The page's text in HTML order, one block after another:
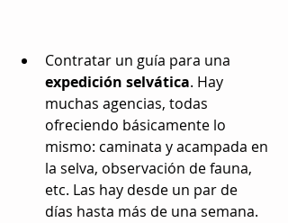
Contratar un guía para una
expedición selvática. Hay
muchas agencias, todas
ofreciendo básicamente lo
mismo: caminata y acampada en
la selva, observación de fauna,
etc. Las hay desde un par de
días hasta más de una semana.